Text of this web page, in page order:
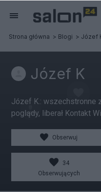
Strona główna Blogi Józef
Józef K
Józef K.: wszechstronne
poglądy, liberał Kontakt
Obserwuj
34
Obserwujących